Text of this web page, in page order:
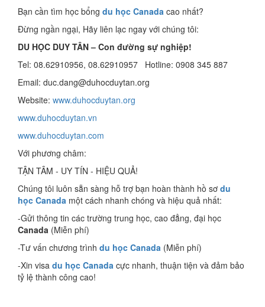
Bạn cần tìm học bổng du học Canada cao nhất?
Đừng ngần ngại, Hãy liên lạc ngay với chúng tôi:
DU HỌC DUY TÂN – Con đường sự nghiệp!
Tel: 08.62910956, 08.62910957 Hotline: 0908 345 887
Email: duc.dang@duhocduytan.org
Website: www.duhocduytan.org
www.duhocduytan.vn
www.duhocduytan.com
Với phương châm:
TẬN TÂM - UY TÍN - HIỆU QUẢ!
Chúng tôi luôn sẵn sàng hỗ trợ bạn hoàn thành hồ sơ du
học Canada một cách nhanh chóng và hiệu quả nhất:
-Gửi thông tin các trường trung học, cao đẳng, đại học
Canada (Miễn phí)
-Tư vấn chương trình du học Canada (Miễn phí)
-Xin visa du học Canada cực nhanh, thuận tiện và đảm bảo
tỷ lệ thành công cao!